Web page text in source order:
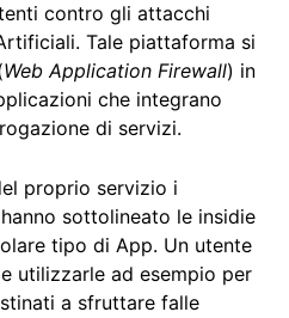
contro gli attacchi
Tale piattaforma si
Web Application Firewall) in
che integrano
di servizi.
proprio servizio i
sottolineato le insidie
tipo di App. Un utente
utilizzarle ad esempio per
a sfruttare falle